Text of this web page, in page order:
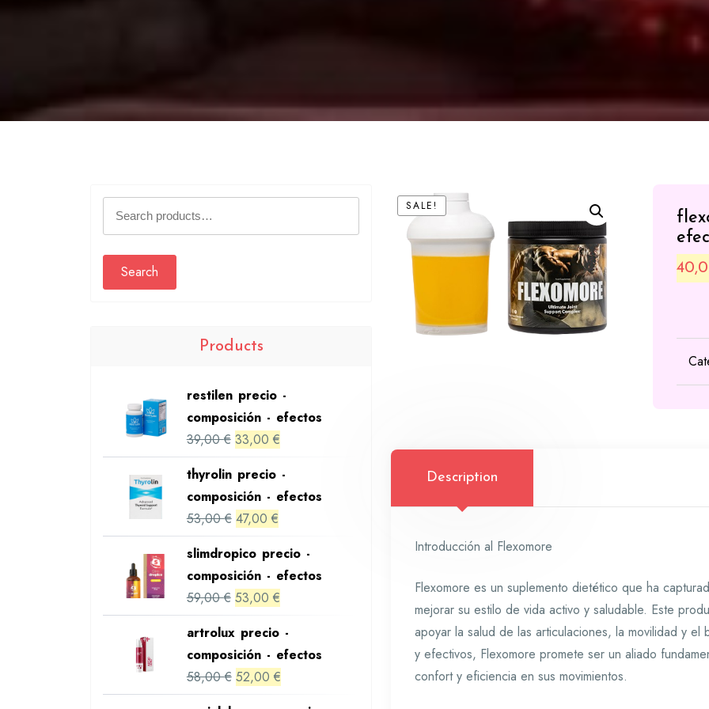
SALE!
Description
Introducción al Flexomore
Flexomore es un suplemento dietético que ha
mejorar su estilo de vida activo y saludable. Este
apoyar la salud de las articulaciones, la movilidad y
y efectivos, Flexomore promete ser un aliado
confort y eficiencia en sus movimientos.
Search
for:
Search
Products
restilen precio -
composición - efectos
39,00€ Original
was:
39,00 €.
33,00 €Current
33,00 €.
thyrolin precio -
composición - efectos
53,00€ Original
was:
53,00 €.
47,00 €Current
is:
47,00 €.
slimdropico precio -
composición - efectos
59,00€ Original
was:
59,00 €.
53,00 €Current
is:
53,00 €.
artrolux precio -
composición - efectos
58,00€ Original
52,00 €Current